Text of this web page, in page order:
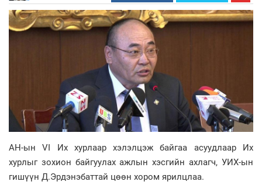
АН-ын VI Их хурлаар хэлэлцэж байгаа асуудлаар Их
хурлыг зохион байгуулах ажлын хэсгийн ахлагч, УИХ-ын
гишүүн Д.Эрдэнэбаттай цөөн хором ярилцлаа.